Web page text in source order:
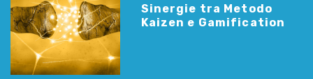
Sinergie tra Metodo
Kaizen e Gamification